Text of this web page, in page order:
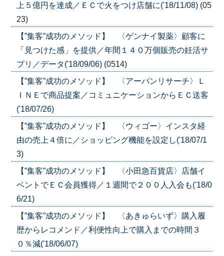
上５億円を達成／ＥＣで火をつけ店舗に('18/11/08) (05
23)
【”集客”成功のメソッド】 〈ゲンナイ製薬〉顧客に
「見つけた感」を提供／年間１４０万個販売の妊活サ
プリ／データ('18/09/06) (0514)
【”集客”成功のメソッド】 〈アーバンリサーチ〉Ｌ
ＩＮＥで商品提案／コミュニケーションからＥＣ送客
('18/07/26)
【”集客”成功のメソッド】 〈ウィゴー〉インスタ経
由の売上４倍に／ショッピング機能を設定し('18/07/1
3)
【”集客”成功のメソッド】 〈小田急百貨店〉店舗イ
ベントでＥＣ会員獲得／１週間で２００人入会も('18/0
6/21)
【”集客”成功のメソッド】 〈あきゅらいず〉購入履
歴からレコメンド／利便性向上で購入までの時間３
０％減('18/06/07)